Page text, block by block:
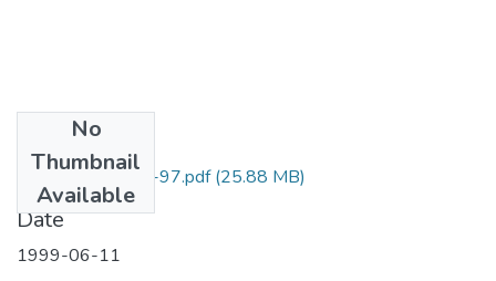
No
Thumbnail
Available
1105-03-552-97.pdf(25.88 MB)
Date
1999-06-11